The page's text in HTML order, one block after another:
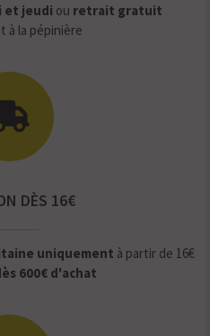
et jeudi ou retrait gratuit
à la pépinière
DÈS 16€
uniquement à partir de 16€
600€ d'achat